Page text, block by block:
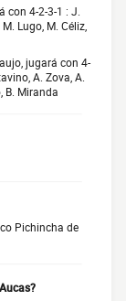
con 4-2-3-1 : J.
Lugo, M. Céliz,
jugará con 4-
A. Zova, A.
B. Miranda
Pichincha de